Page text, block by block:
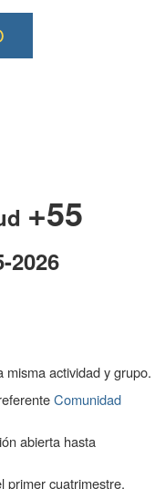
+55
2026
misma actividad y grupo.
Comunidad
abierta hasta
primer cuatrimestre.